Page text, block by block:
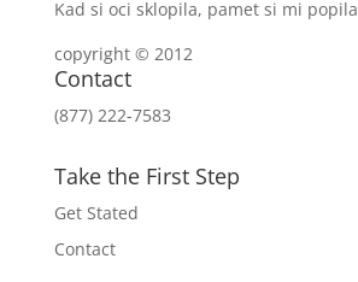
Kad si oci sklopila, pamet si mi popila
copyright © 2012
Contact
(877) 222-7583
Take the First Step
Get Stated
Contact